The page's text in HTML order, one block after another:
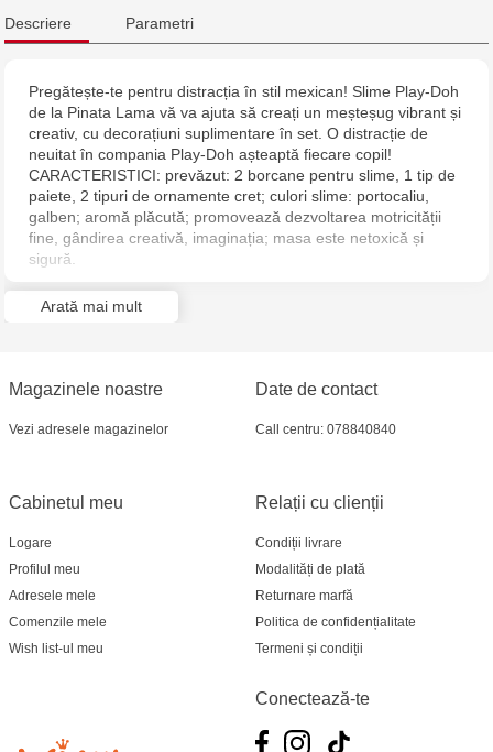
Multistore Centru - bd. Cantemir, 6
Jucărenia Bălți - str. Alexandru Cel Bun, 5
Multistore Telecentru - str. N. Testemițanu
Descriere Parametri
Pregătește-te pentru distracția în stil mexican! Slime Play-Doh
de la Pinata Lama vă va ajuta să creați un meșteșug vibrant și
creativ, cu decorațiuni suplimentare în set. O distracție de
neuitat în compania Play-Doh așteaptă fiecare copil!
CARACTERISTICI: prevăzut: 2 borcane pentru slime, 1 tip de
paiete, 2 tipuri de ornamente cret; culori slime: portocaliu,
galben; aromă plăcută; promovează dezvoltarea motricității
fine, gândirea creativă, imaginația; masa este netoxică și
sigură.
Arată mai mult
Magazinele noastre
Vezi adresele magazinelor
Relații cu clienții
Condiții livrare
Modalități de plată
Returnare marfă
Politica de confidențialitate
Termeni și condiții
Cabinetul meu
Logare
Profilul meu
Adresele mele
Comenzile mele
Wish list-ul meu
Date de contact
Call centru: 078840840
Conectează-te